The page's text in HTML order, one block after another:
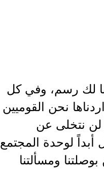
لك رسم، وفي كل
نحن القوميين
لن نتخلى عن
لوحدة المجتمع
ومسألتنا